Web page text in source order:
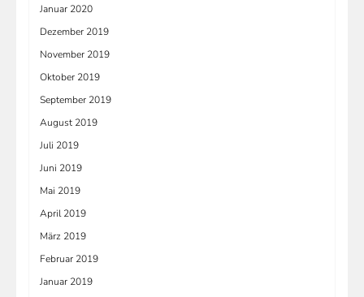
Januar 2020
Dezember 2019
November 2019
Oktober 2019
September 2019
August 2019
Juli 2019
Juni 2019
Mai 2019
April 2019
März 2019
Februar 2019
Januar 2019